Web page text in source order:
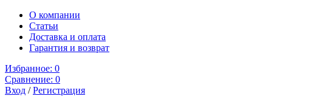
О компании
Статьи
Доставка и оплата
Гарантия и возврат
Избранное: 0
Сравнение: 0
Вход /Регистрация